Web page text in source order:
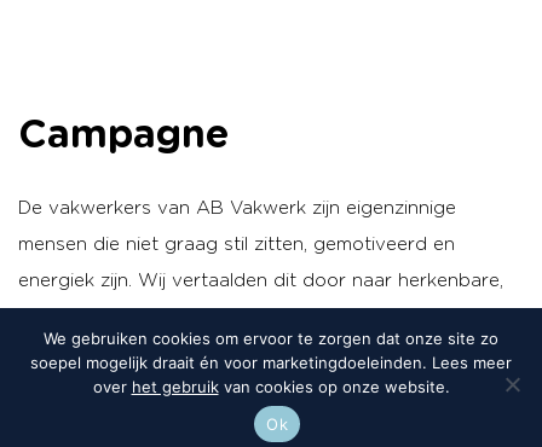
Campagne
De vakwerkers van AB Vakwerk zijn eigenzinnige
mensen die niet graag stil zitten, gemotiveerd en
energiek zijn. Wij vertaalden dit door naar herkenbare,
fotografie wordt ingezet voor de campagne, zowel on-
als offline, zodat dit goed op elkaar afgestemd is en het
een herkenbaar geheel wordt. De corporate campagne
We gebruiken cookies om ervoor te zorgen dat onze site zo
soepel mogelijk draait én voor marketingdoeleinden. Lees meer
over het gebruikvan cookies op onze website.
Ok